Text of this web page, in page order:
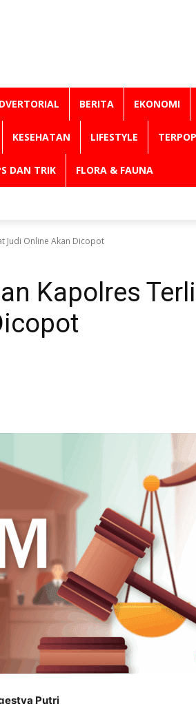
BERITA EKONOMI
KESEHATAN LIFESTYLE
DAN TRIK FLORA & FAUNA
Judi Online Akan Dicopot
Kapolres
Putri